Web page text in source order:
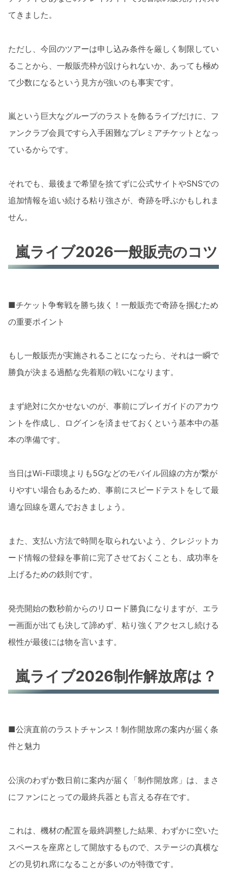
てきました。
ただし、今回のツアーは申し込み条件を厳しく制限してい
ることから、一般販売枠が設けられないか、あっても極め
て少数になるという見方が強いのも事実です。
嵐という巨大なグループのラストを飾るライブだけに、フ
ァンクラブ会員ですら入手困難なプレミアチケットとなっ
ているからです。
それでも、最後まで希望を捨てずに公式サイトやSNSでの
追加情報を追い続ける粘り強さが、奇跡を呼ぶかもしれま
せん。
嵐ライブ2026一般販売のコツ
■チケット争奪戦を勝ち抜く！一般販売で奇跡を掴むため
の重要ポイント
もし一般販売が実施されることになったら、それは一瞬で
勝負が決まる過酷な先着順の戦いになります。
まず絶対に欠かせないのが、事前にプレイガイドのアカウ
ントを作成し、ログインを済ませておくという基本中の基
本の準備です。
当日はWi-Fi環境よりも5Gなどのモバイル回線の方が繋が
りやすい場合もあるため、事前にスピードテストをして最
適な回線を選んでおきましょう。
また、支払い方法で時間を取られないよう、クレジットカ
ード情報の登録を事前に完了させておくことも、成功率を
上げるための鉄則です。
発売開始の数秒前からのリロード勝負になりますが、エラ
ー画面が出ても決して諦めず、粘り強くアクセスし続ける
根性が最後には物を言います。
嵐ライブ2026制作解放席は？
■公演直前のラストチャンス！制作開放席の案内が届く条
件と魅力
公演のわずか数日前に案内が届く「制作開放席」は、まさ
にファンにとっての最終兵器とも言える存在です。
これは、機材の配置を最終調整した結果、わずかに空いた
スペースを座席として開放するもので、ステージの真横な
どの見切れ席になることが多いのが特徴です。